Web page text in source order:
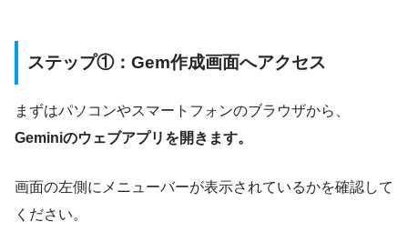
ステップ①：Gem作成画面へアクセス
まずはパソコンやスマートフォンのブラウザから、
Geminiのウェブアプリを開きます。
画面の左側にメニューバーが表示されているかを確認して
ください。